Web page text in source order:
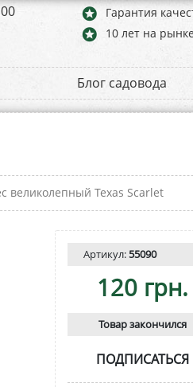
stars Гарантия
stars 10 лет на
Блог садовода
великолепный Texas Scarlet
Артикул:55090
120 грн.
Товар закончился
ПОДПИСАТЬСЯ